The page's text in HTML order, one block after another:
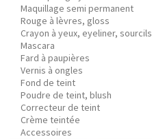
Maquillage semi permanent
Rouge à lèvres, gloss
Crayon à yeux, eyeliner, sourcils
Mascara
Fard à paupières
Vernis à ongles
Fond de teint
Poudre de teint, blush
Correcteur de teint
Crème teintée
Accessoires